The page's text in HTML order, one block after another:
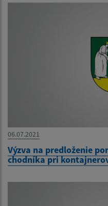
06.07.2021
Výzva na predloženie
chodníka pri